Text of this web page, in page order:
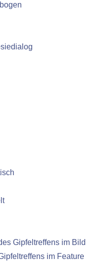
Gipfeltreffens im Bild
im Feature